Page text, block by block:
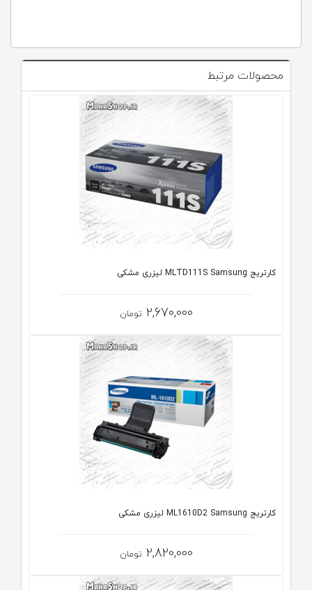
محصولات مرتبط
کارتریج MLTD111S Samsung لیزری مشکی
2,670,000 تومان
کارتریج ML1610D2 Samsung لیزری مشکی
2,820,000 تومان